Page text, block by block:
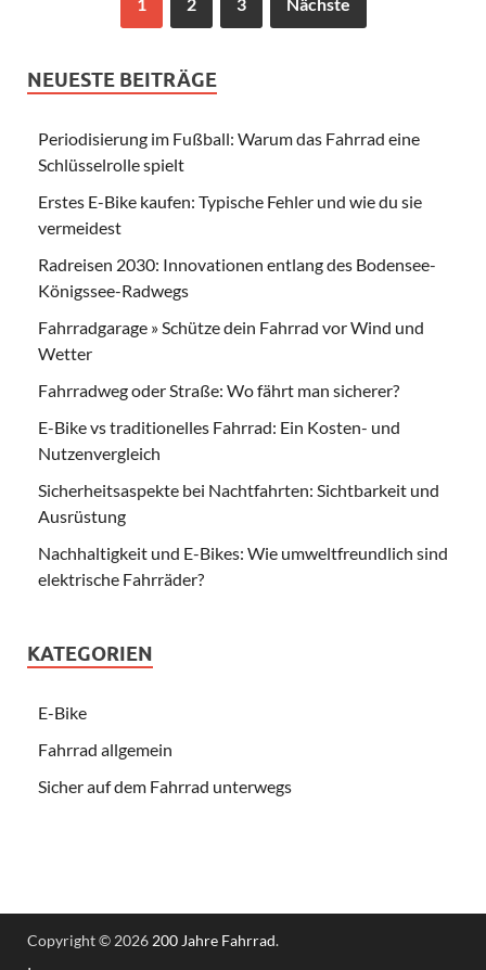
1 2 3 Nächste
NEUESTE BEITRÄGE
Periodisierung im Fußball: Warum das Fahrrad eine
Schlüsselrolle spielt
Erstes E-Bike kaufen: Typische Fehler und wie du sie
vermeidest
Radreisen 2030: Innovationen entlang des Bodensee-
Königssee-Radwegs
Fahrradgarage » Schütze dein Fahrrad vor Wind und
Wetter
Fahrradweg oder Straße: Wo fährt man sicherer?
E-Bike vs traditionelles Fahrrad: Ein Kosten- und
Nutzenvergleich
Sicherheitsaspekte bei Nachtfahrten: Sichtbarkeit und
Ausrüstung
Nachhaltigkeit und E-Bikes: Wie umweltfreundlich sind
elektrische Fahrräder?
KATEGORIEN
E-Bike
Fahrrad allgemein
Sicher auf dem Fahrrad unterwegs
Copyright © 2026200 Jahre Fahrrad.